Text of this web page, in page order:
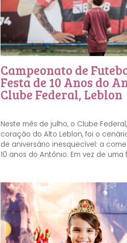
Campeonato de
Festa de 10 Anos do
Clube Federal, Leblon
Neste mês de julho, o Clube
coração do Alto Leblon, foi o
de aniversário inesquecível: a
10 anos do Antônio. Em vez de uma